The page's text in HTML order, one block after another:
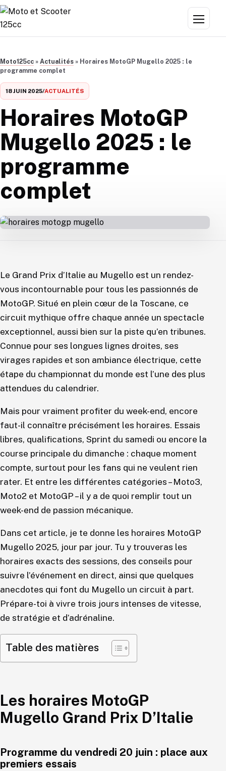
Aller au contenu
Menu
Moto125cc » Actualités » Horaires MotoGP Mugello 2025 : le
programme complet
18 JUIN 2025/ACTUALITÉS
Horaires MotoGP
Mugello 2025 : le
programme
complet
Le Grand Prix d’Italie au Mugello est un rendez-
vous incontournable pour tous les passionnés de
MotoGP. Situé en plein cœur de la Toscane, ce
circuit mythique offre chaque année un spectacle
exceptionnel, aussi bien sur la piste qu’en tribunes.
Connue pour ses longues lignes droites, ses
virages rapides et son ambiance électrique, cette
étape du championnat du monde est l’une des plus
attendues du calendrier.
Mais pour vraiment profiter du week-end, encore
faut-il connaître précisément les horaires. Essais
libres, qualifications, Sprint du samedi ou encore la
course principale du dimanche : chaque moment
compte, surtout pour les fans qui ne veulent rien
rater. Et entre les différentes catégories – Moto3,
Moto2 et MotoGP – il y a de quoi remplir tout un
week-end de passion mécanique.
Dans cet article, je te donne les horaires MotoGP
Mugello 2025, jour par jour. Tu y trouveras les
horaires exacts des sessions, des conseils pour
suivre l’événement en direct, ainsi que quelques
anecdotes qui font du Mugello un circuit à part.
Prépare-toi à vivre trois jours intenses de vitesse,
de stratégie et d’adrénaline.
Table des matières
Les horaires MotoGP
Mugello Grand Prix D’Italie
Programme du vendredi 20 juin : place aux
premiers essais